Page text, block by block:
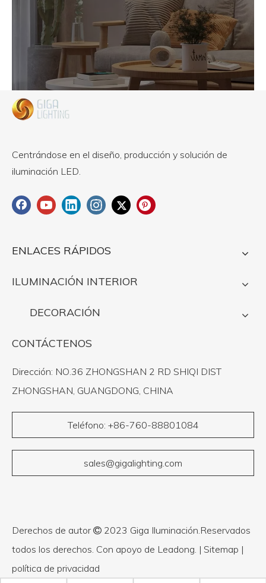
Centrándose en el diseño, producción y solución de
iluminación LED.
ENLACES RÁPIDOS
ILUMINACIÓN INTERIOR
DECORACIÓN
CONTÁCTENOS
Dirección: NO.36 ZHONGSHAN 2 RD SHIQI DIST
ZHONGSHAN, GUANGDONG, CHINA
Teléfono: +86-760-88801084
sales@gigalighting.com
Derechos de autor  2023 Giga Iluminación.Reservados
todos los derechos. Con apoyo de Leadong . | Sitemap |
política de privacidad